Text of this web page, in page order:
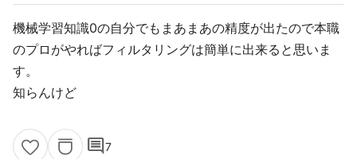
機械学習知識0の自分でもまあまあの精度が出たので本職
のプロがやればフィルタリングは簡単に出来ると思いま
す。
知らんけど
comment7